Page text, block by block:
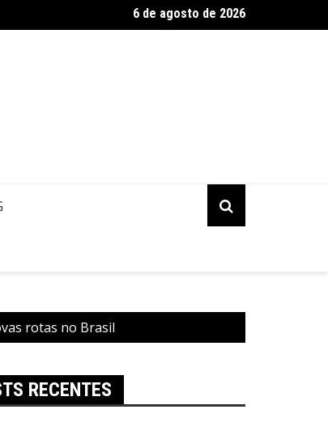
Copa: Ilha de Margarita, Venezuela
6 de agosto de 2026
rotas no Brasil
RECENTES